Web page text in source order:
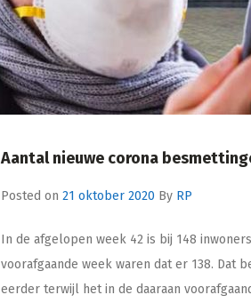
Aantal nieuwe corona
Posted on 21 oktober 2020 By RP
In de afgelopen week 42 is bij 148
voorafgaande week waren dat er 138. Dat
eerder terwijl het in de daaraan